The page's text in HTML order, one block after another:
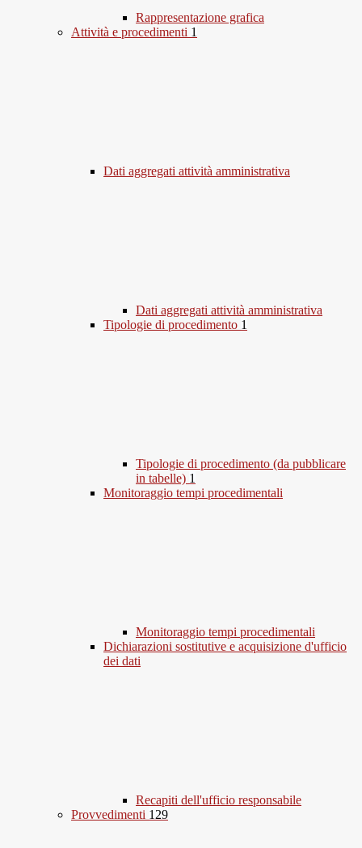
Rappresentazione grafica
Attività e procedimenti 1
Dati aggregati attività amministrativa
Dati aggregati attività amministrativa
Tipologie di procedimento 1
Tipologie di procedimento (da pubblicare
in tabelle) 1
Monitoraggio tempi procedimentali
Monitoraggio tempi procedimentali
Dichiarazioni sostitutive e acquisizione d'ufficio
dei dati
Recapiti dell'ufficio responsabile
Provvedimenti 129